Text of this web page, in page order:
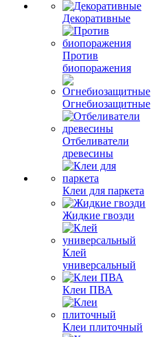
Декоративные
Против
биопоражения
Огнебиозащитные
Отбеливатели
древесины
Клеи для паркета
Жидкие гвозди
Клей
универсальный
Клеи ПВА
Клеи плиточный